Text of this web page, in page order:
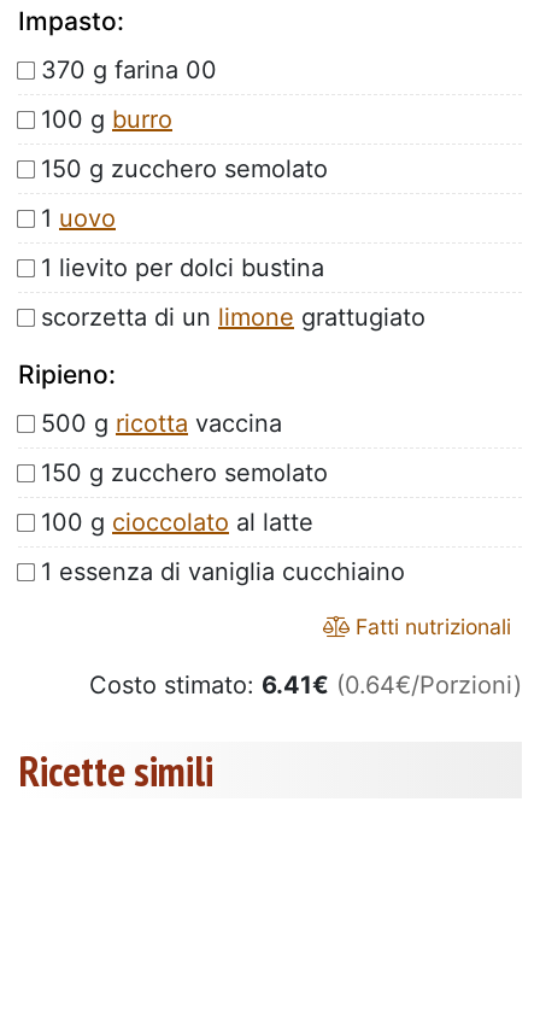
Impasto:
370 g farina 00
100 g burro
150 g zucchero semolato
1 uovo
1 lievito per dolci bustina
scorzetta di un limone grattugiato
Ripieno:
500 g ricotta vaccina
150 g zucchero semolato
100 g cioccolato al latte
1 essenza di vaniglia cucchiaino
Fatti nutrizionali
Costo stimato: 6.41€ (0.64€/Porzioni)
Ricette simili